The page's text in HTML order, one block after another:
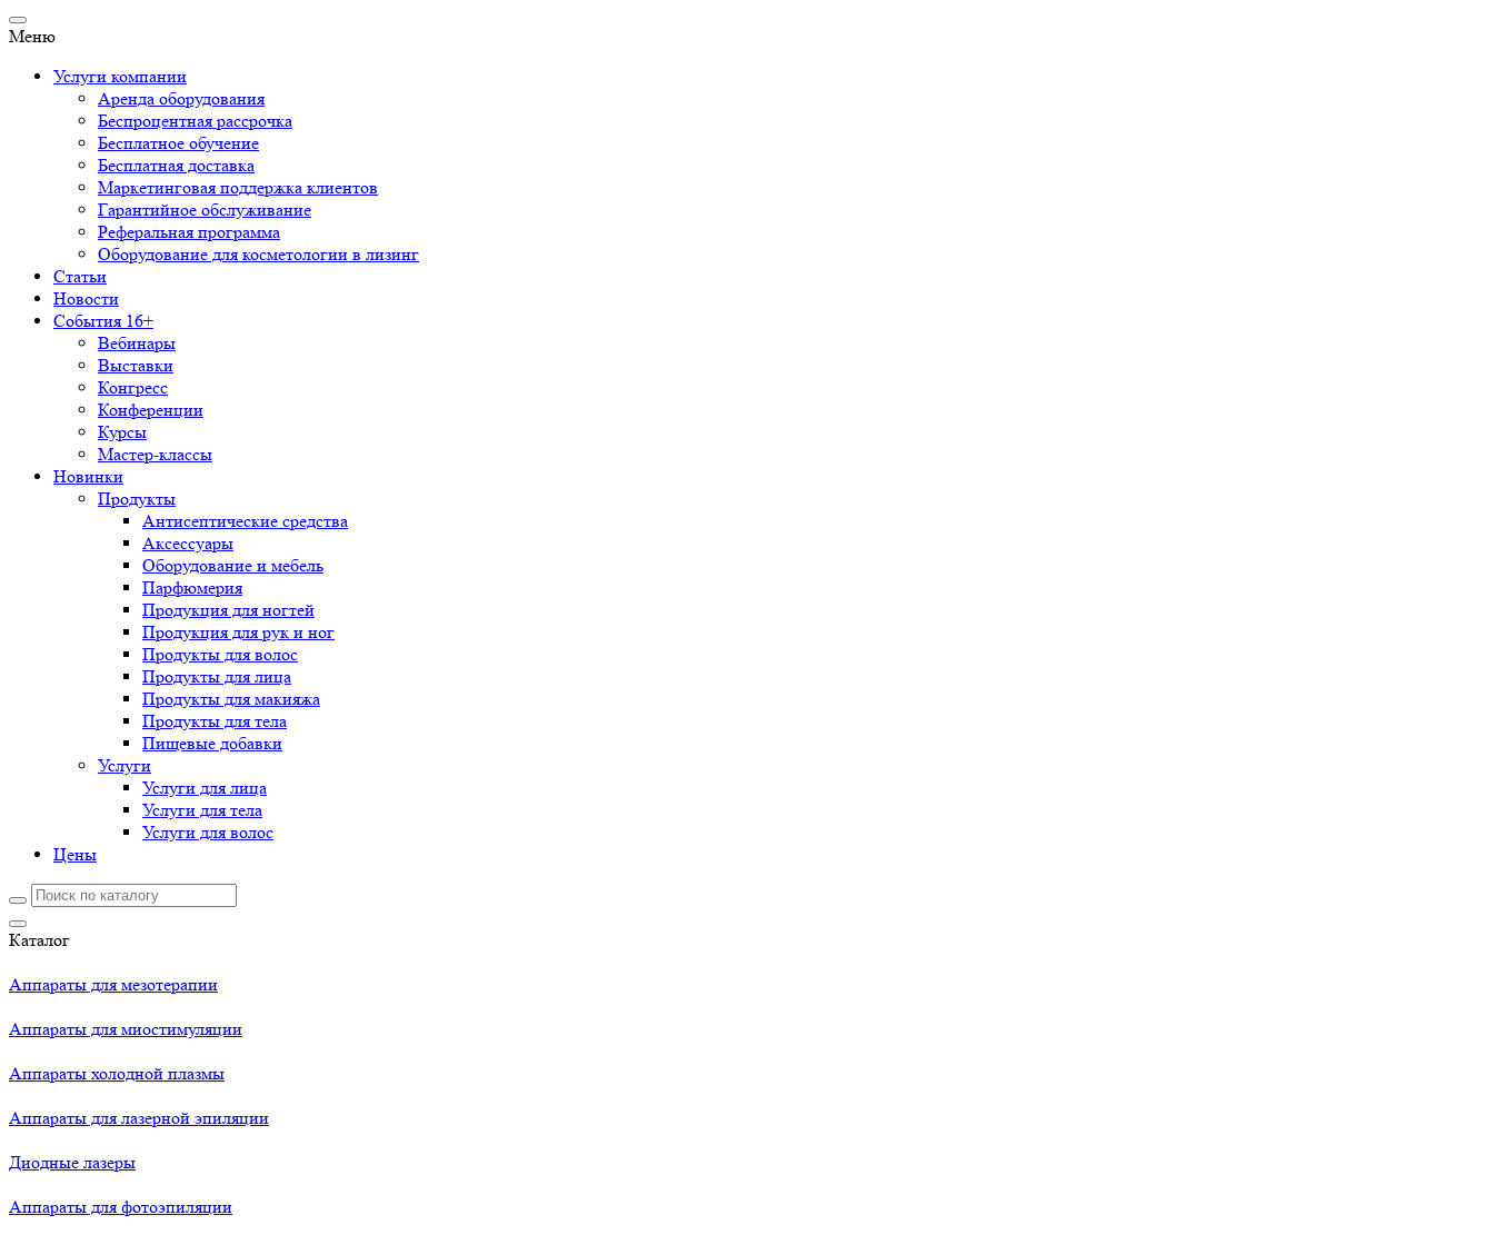
Меню
Услуги компании
Аренда оборудования
Беспроцентная рассрочка
Бесплатное обучение
Бесплатная доставка
Маркетинговая поддержка клиентов
Гарантийное обслуживание
Реферальная программа
Оборудование для косметологии в лизинг
Статьи
Новости
События 16+
Вебинары
Выставки
Конгресс
Конференции
Курсы
Мастер-классы
Новинки
Продукты
Антисептические средства
Аксессуары
Оборудование и мебель
Парфюмерия
Продукция для ногтей
Продукция для рук и ног
Продукты для волос
Продукты для лица
Продукты для макияжа
Продукты для тела
Пищевые добавки
Услуги
Услуги для лица
Услуги для тела
Услуги для волос
Цены
Каталог
Аппараты для мезотерапии
Аппараты для миостимуляции
Аппараты холодной плазмы
Аппараты для лазерной эпиляции
Диодные лазеры
Аппараты для фотоэпиляции